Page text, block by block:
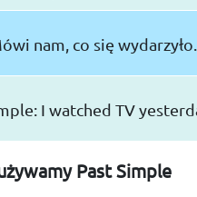
nam, co się wydarzyło.
I watched TV
Past Simple